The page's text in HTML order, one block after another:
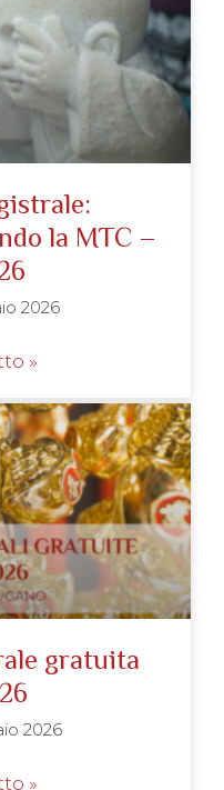
la MTC –
2026
»
gratuita
2026
»